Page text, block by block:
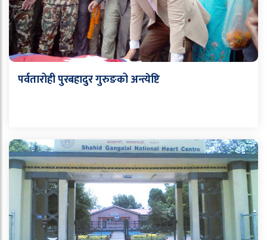
पर्वतारोही पुरबहादुर गुरुङको अन्त्येष्टि